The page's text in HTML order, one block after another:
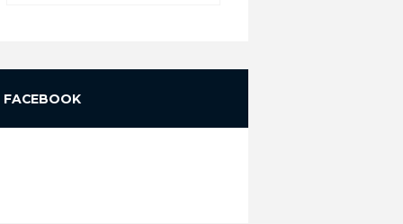
FACEBOOK